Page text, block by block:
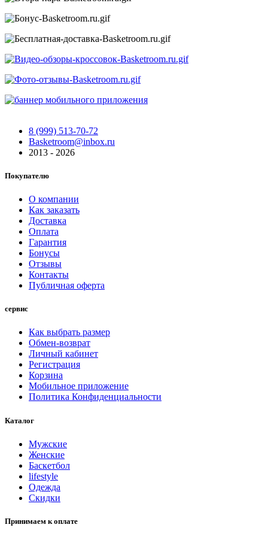
8 (999) 513-70-72
Basketroom@inbox.ru
2013 - 2026
Покупателю
О компании
Как заказать
Доставка
Оплата
Гарантия
Бонусы
Отзывы
Контакты
Публичная оферта
сервис
Как выбрать размер
Обмен-возврат
Личный кабинет
Регистрация
Корзина
Мобильное приложение
Политика Конфиденциальности
Каталог
Мужские
Женские
Баскетбол
lifestyle
Одежда
Скидки
Принимаем к оплате